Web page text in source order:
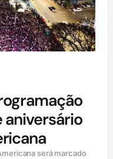
aniversário
será marcado